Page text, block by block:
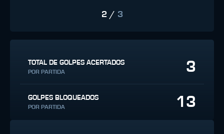
2 / 3
TOTAL DE GOLPES ACERTADOS
POR PARTIDA 3
GOLPES BLOQUEADOS
POR PARTIDA 13